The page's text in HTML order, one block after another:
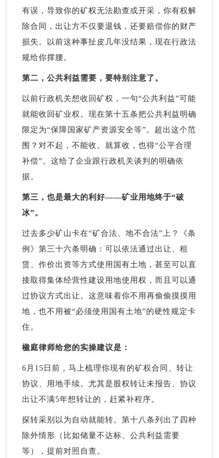
有误，导致你的矿权无法勘查或开采，你有权解
除合同，出让方不仅要退钱，还要赔偿你的财产
损失。以前这种事扯皮几年没结果，现在行政法
规给你撑腰。
第二，公共利益需要，要特别注意了。
以前行政机关想收回矿权，一句“公共利益”可能
就能收回矿业权。现在第十五条把公共利益明确
限定为“保障国家矿产资源安全等”。超出这个范
围？对不起，不能收。就算收，也得“公平合理
补偿”。这给了企业跟行政机关谈判的明确依
据。
第三，也是最大的利好——矿业用地终于“破
冰”。
过去多少矿山卡在“矿合法、地不合法”上？《条
例》第三十六条明确：可以依法通过出让、租
赁、作价出资等方式使用国有土地，甚至可以直
接取得集体经营性建设用地使用权，而且可以通
过协议方式出让。这意味着你不用再偷偷摸摸用
地，也不用被“必须使用国有土地”的硬性规定卡
住。
楹庭律师给您的实操建议是：
6月15日前，马上梳理你现有的矿权合同、转让
协议、用地手续。尤其是股权转让未报告、协议
出让不满5年想转让的，赶紧补程序。
探转采别以为自动就能转。第十八条列出了四种
除外情形（比如储量不达标、公共利益需要
等），提前对照自查。